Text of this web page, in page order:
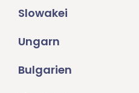
Slowakei
Ungarn
Bulgarien